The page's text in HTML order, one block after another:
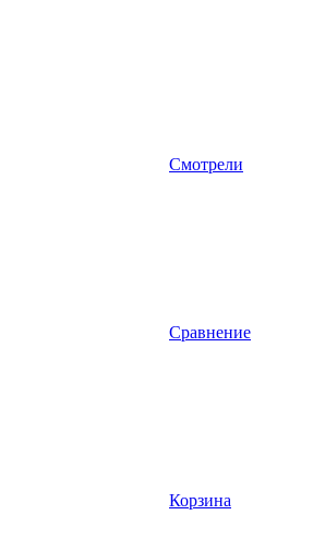
Смотрели
Сравнение
Корзина